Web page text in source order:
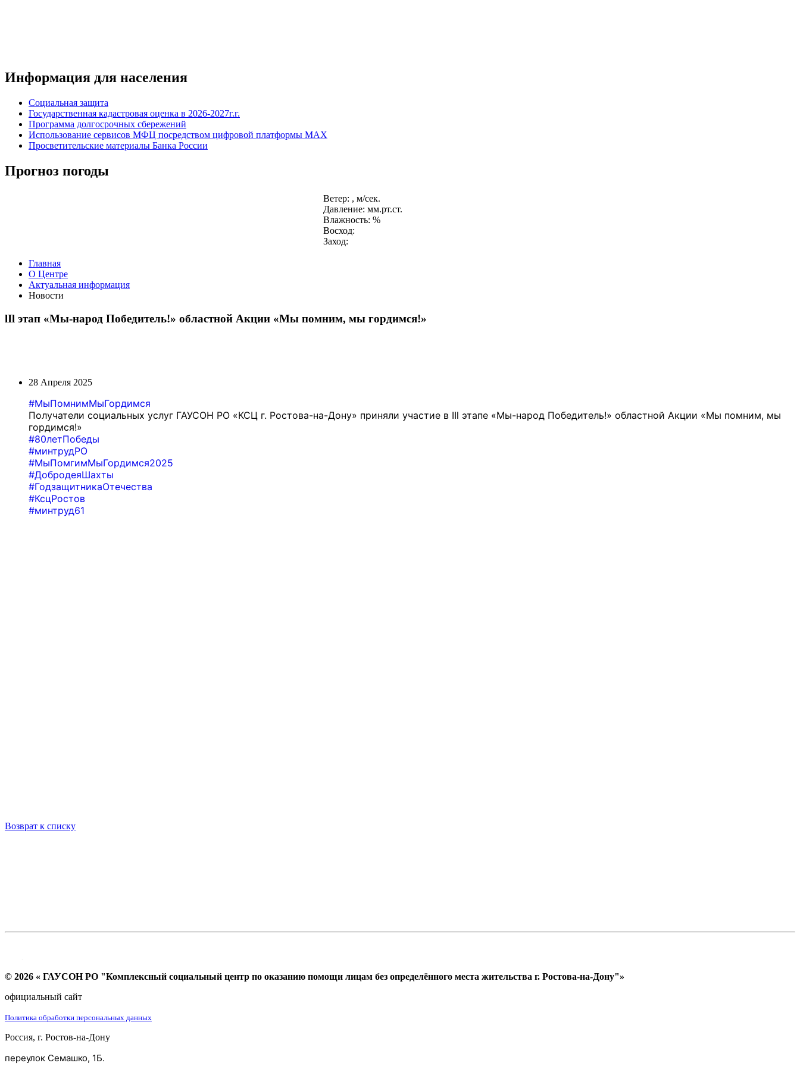
Информация для населения
Социальная защита
Государственная кадастровая оценка в 2026-2027г.г.
Программа долгосрочных сбережений
Использование сервисов МФЦ посредством цифровой платформы MAX
Просветительские материалы Банка России
Прогноз погоды
Ветер: , м/сек.
Давление: мм.рт.ст.
Влажность: %
Восход:
Заход:
Главная
О Центре
Актуальная информация
Новости
lIl этап «Мы-народ Победитель!» областной Акции «Мы помним, мы гордимся!»
28 Апреля 2025
#МыПомнимМыГордимся
Получатели социальных услуг ГАУСОН РО «КСЦ г. Ростова-на-Дону» приняли участие в IIl этапе «Мы-народ Победитель!» областной Акции «Мы помним, мы
гордимся!»
#80летПобеды
#минтрудРО
#МыПомгимМыГордимся2025
#ДобродеяШахты
#ГодзащитникаОтечества
#КсцРостов
#минтруд61
Возврат к списку
© 2026 « ГАУСОН РО "Комплексный социальный центр по оказанию помощи лицам без определённого места жительства г. Ростова-на-Дону"»
официальный сайт
Политика обработки персональных данных
Россия, г. Ростов-на-Дону
переулок Семашко, 1Б.